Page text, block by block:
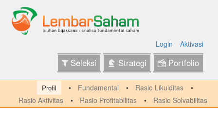
Login Aktivasi
Seleksi Strategi Portfolio
Profil Fundamental
Rasio Likuiditas
Rasio Aktivitas
Rasio Profitabilitas Rasio Solvabilitas